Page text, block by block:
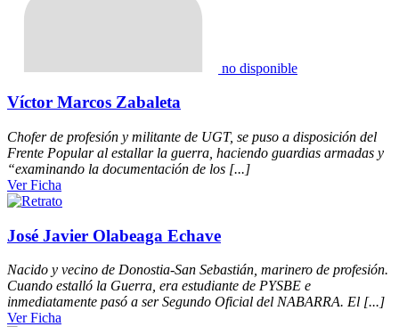
no disponible
Víctor Marcos Zabaleta
Chofer de profesión y militante de UGT, se puso a disposición del
Frente Popular al estallar la guerra, haciendo guardias armadas y
“examinando la documentación de los [...]
Ver Ficha
José Javier Olabeaga Echave
Nacido y vecino de Donostia-San Sebastián, marinero de profesión.
Cuando estalló la Guerra, era estudiante de PYSBE e
inmediatamente pasó a ser Segundo Oficial del NABARRA. El [...]
Ver Ficha